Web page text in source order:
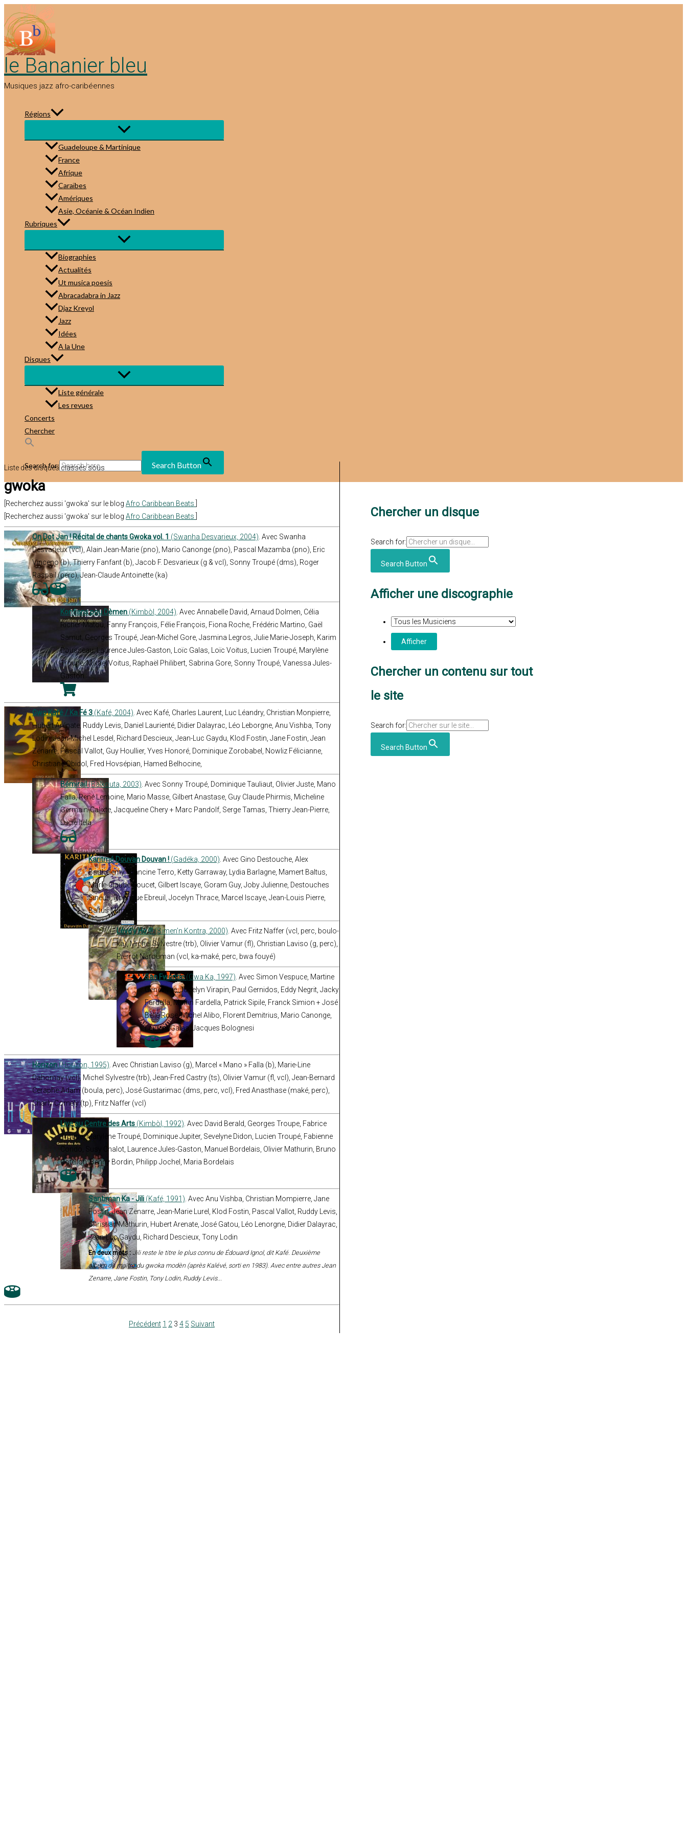
au
contenu
le Bananier bleu
Musiques jazz afro-caribéennes
Régions
Guadeloupe & Martinique
France
Afrique
Caraïbes
Amériques
Asie, Océanie & Océan Indien
Rubriques
Biographies
Actualités
Ut musica poesis
Abracadabra in Jazz
Djaz Kreyol
Jazz
Idées
A la Une
Disques
Liste générale
Les revues
Concerts
Chercher
Search for: Search Button
Liste des disques classés sous
gwoka
[Recherchez aussi 'gwoka' sur le blog Afro Caribbean Beats
[Recherchez aussi 'gwoka' sur le blog Afro Caribbean Beats
On Dot Jan ! Récital de chants Gwoka vol. 1 (Swanha Desvarieux, 2004) . Avec Swanha
Desvarieux (vcl), Alain Jean-Marie (pno), Mario Canonge (pno), Pascal Mazamba (pno), Eric
Vinceno (b), Thierry Fanfant (b), Jacob F. Desvarieux (g & vcl), Sonny Troupé (dms), Roger
Raspail (perc), Jean-Claude Antoinette (ka)
Konfians pou Dèmen (Kimbòl, 2004) . Avec Annabelle David, Arnaud Dolmen, Célia
Richer-Matou, Fanny François, Félie François, Fiona Roche, Frédéric Martino, Gaël
Samut, Georges Troupé, Jean-Michel Gore, Jasmina Legros, Julie Marie-Joseph, Karim
Dousseau, Laurence Jules-Gaston, Loïc Galas, Loïc Voitus, Lucien Troupé, Marylène
Troupé, Mikael Voitus, Raphaël Philibert, Sabrina Gore, Sonny Troupé, Vanessa Jules-
Gaston.
Gwo Kafé / Ka Fé 3 (Kafé, 2004) . Avec Kafé, Charles Laurent, Luc Léandry, Christian Monpierre,
Hubert Arénate, Ruddy Levis, Daniel Laurienté, Didier Dalayrac, Léo Leborgne, Anu Vishba, Tony
Lodin, Jean-Michel Lesdel, Richard Descieux, Jean-Luc Gaydu, Klod Fostin, Jane Fostin, Jean
Zénarre, Pascal Vallot, Guy Houllier, Yves Honoré, Dominique Zorobabel, Nowliz Félicianne,
Christiane Obidol, Fred Hovsépian, Hamed Belhocine,
Bémirail(Balkouta, 2003) . Avec Sonny Troupé, Dominique Tauliaut, Olivier Juste, Mano
Falla, René Lemoine, Mario Masse, Gilbert Anastase, Guy Claude Phirmis, Micheline
Germain-Calixte, Jacqueline Chery + Marc Pandolf, Serge Tamas, Thierry Jean-Pierre,
Lucie Itela
Karitmé Douvan Douvan ! (Gadéka, 2000) . Avec Gino Destouche, Alex
Barthelemy, Francine Terro, Ketty Garraway, Lydia Barlagne, Mamert Baltus,
Marie-Claude Poucet, Gilbert Iscaye, Goram Guy, Joby Julienne, Destouches
Sinéüs, Rodrigue Ebreuil, Jocelyn Thrace, Marcel Iscaye, Jean-Louis Pierre,
Baltus Mamert
Lévé’y Ho !!!(Simen’n Kontra, 2000) . Avec Fritz Naffer (vcl, perc, boulo-
ka), Michel Sylvestre (trb), Olivier Vamur (fl), Christian Laviso (g, perc),
Pierrot Narouman (vcl, ka-maké, perc, bwa fouyé)
San Fwontie(Gwa Ka, 1997) . Avec Simon Vespuce, Martine
Genevieve, Jocelyn Virapin, Paul Gernidos, Eddy Negrit, Jacky
Fardella, Martin Fardella, Patrick Sipile, Franck Simion + José
Belle Rose, Michel Alibo, Florent Demitrius, Mario Canonge,
Laurent Galas, Jacques Bolognesi
Horizon(Horizon, 1995) . Avec Christian Laviso (g), Marcel « Mano » Falla (b), Marie-Line
Dahomay (vcl), Michel Sylvestre (trb), Jean-Fred Castry (ts), Olivier Vamur (fl, vcl), Jean-Bernard
Ceraphe-Adam (boula, perc), José Gustarimac (dms, perc, vcl), Fred Anasthase (maké, perc),
Charly Cornely (tp), Fritz Naffer (vcl)
Live au Centre des Arts (Kimbòl, 1992) . Avec David Berald, Georges Troupe, Fabrice
Troupé, Marylène Troupé, Dominique Jupiter, Sevelyne Didon, Lucien Troupé, Fabienne
Condo, Susy Chalot, Laurence Jules-Gaston, Manuel Bordelais, Olivier Mathurin, Bruno
Cotellon, Benny Bordin, Philipp Jochel, Maria Bordelais
Santiman Ka - Jili (Kafé, 1991) . Avec Anu Vishba, Christian Mompierre, Jane
Fostin, Jean Zenarre, Jean-Marie Lurel, Klod Fostin, Pascal Vallot, Ruddy Levis,
Christian Mathurin, Hubert Arenate, José Gatou, Léo Lenorgne, Didier Dalayrac,
Jean-Luc Gaydu, Richard Descieux, Tony Lodin
En deux mots : Jili reste le titre le plus connu de Édouard Ignol, dit Kafé. Deuxième
album du maître du gwoka modèn (après Kalévé, sorti en 1983). Avec entre autres Jean
Zenarre, Jane Fostin, Tony Lodin, Ruddy Levis...
Précédent 1 2 3 4 5 Suivant
Chercher un disque
Search for:
Search Button
Afficher une discographie
Chercher un contenu sur tout
le site
Search for:
Search Button